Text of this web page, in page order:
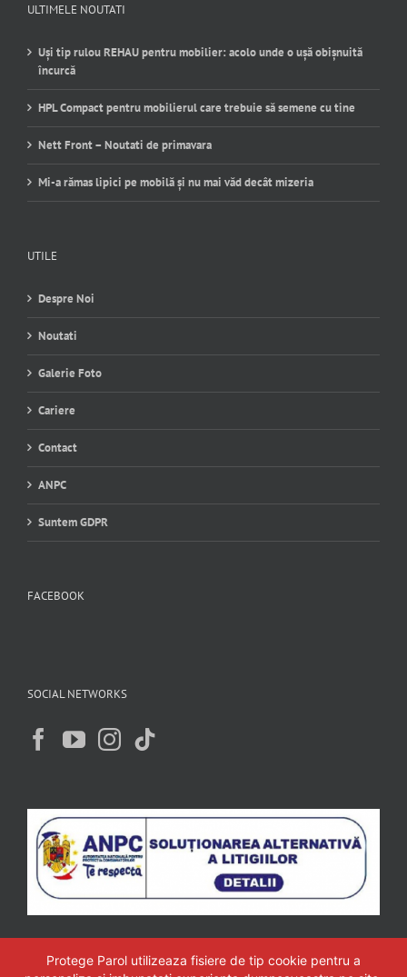
ULTIMELE NOUTATI
Uși tip rulou REHAU pentru mobilier: acolo unde o ușă obișnuită
încurcă
HPL Compact pentru mobilierul care trebuie să semene cu tine
Nett Front – Noutati de primavara
Mi-a rămas lipici pe mobilă și nu mai văd decât mizeria
UTILE
Despre Noi
Noutati
Galerie Foto
Cariere
Contact
ANPC
Suntem GDPR
FACEBOOK
SOCIAL NETWORKS
Protege Parol utilizeaza fisiere de tip cookie pentru a